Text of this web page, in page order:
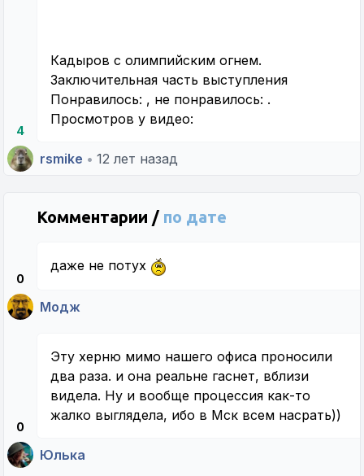
4
Кадыров с олимпийским огнем.
Заключительная часть выступления
Понравилось: , не понравилось: .
Просмотров у видео:
rsmike • 12 лет назад
Комментарии / по дате
0
даже не потух
Модж
0
Эту херню мимо нашего офиса проносили
два раза. и она реальне гаснет, вблизи
видела. Ну и вообще процессия как-то
жалко выглядела, ибо в Мск всем насрать))
Юлька